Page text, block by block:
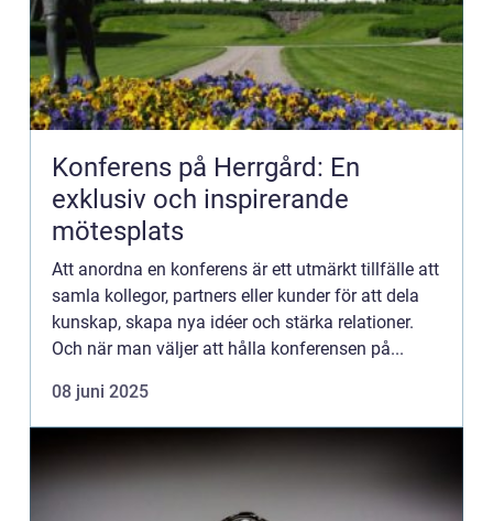
Konferens på Herrgård: En
exklusiv och inspirerande
mötesplats
Att anordna en konferens är ett utmärkt tillfälle att
samla kollegor, partners eller kunder för att dela
kunskap, skapa nya idéer och stärka relationer.
Och när man väljer att hålla konferensen på...
08 juni 2025